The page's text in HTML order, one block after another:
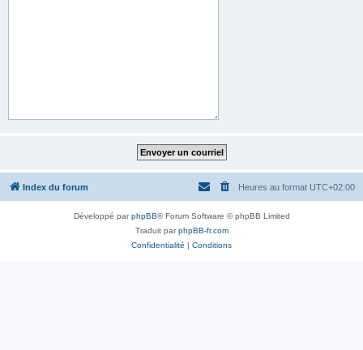
Index du forum Heures au format UTC+02:00
Développé parphpBB® Forum Software © phpBB Limited
Traduit parphpBB-fr.com
Confidentialité | Conditions